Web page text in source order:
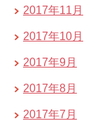
2017年11月
2017年10月
2017年9月
2017年8月
2017年7月